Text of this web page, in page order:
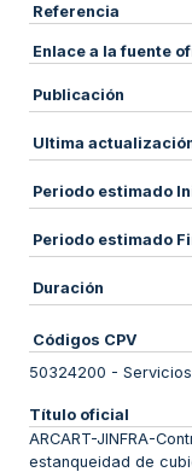
Referencia
Enlace a la fuente
Publicación
Ultima
Periodo estimado
Periodo estimado
Duración
Códigos CPV
50324200 -
Título oficial
ARCART-JINFRA-
estanqueidad de